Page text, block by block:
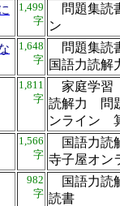
1,499
字
問題集読
ン
1,648
字
問題集
国語力
1,811
字
家庭学習
読解力 問
ンライ
1,566
字
国語力
寺子屋オ
982
字
国語力読
読書